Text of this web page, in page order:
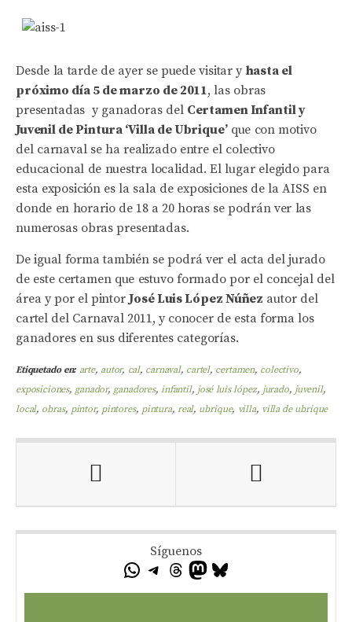
Desde la tarde de ayer se puede visitar y hasta el
próximo día 5 de marzo de 2011, las obras
presentadas y ganadoras del Certamen Infantil y
Juvenil de Pintura ‘Villa de Ubrique’que con motivo
del carnaval se ha realizado entre el colectivo
educacional de nuestra localidad. El lugar elegido para
esta exposición es la sala de exposiciones de la AISS en
donde en horario de 18 a 20 horas se podrán ver las
numerosas obras presentadas.
De igual forma también se podrá ver el acta del jurado
de este certamen que estuvo formado por el concejal del
área y por el pintorJosé Luis López Núñez autor del
cartel del Carnaval 2011, y conocer de esta forma los
ganadores en sus diferentes categorías.
Etiquetado en: arte, autor, cal, carnaval, cartel, certamen, colectivo,
exposiciones,ganador,ganadores,infantil, josé luis lópez, jurado, juvenil,
local, obras, pintor, pintores, pintura, real, ubrique, villa, villa de ubrique
Síguenos